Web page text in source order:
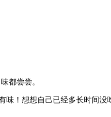
都尝尝。
！想想自己已经多长时间没